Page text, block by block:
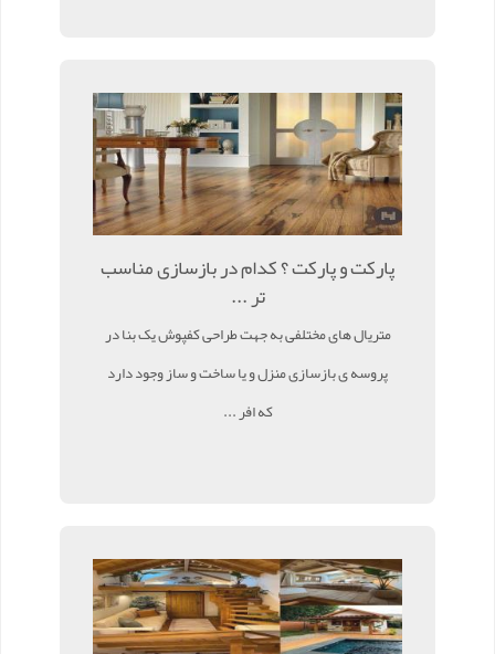
پارکت و پارکت ؟ کدام در بازسازی مناسب
تر ...
متریال های مختلفی به جهت طراحی کفپوش یک بنا در
پروسه ی بازسازی منزل و یا ساخت و ساز وجود دارد
که افر ...